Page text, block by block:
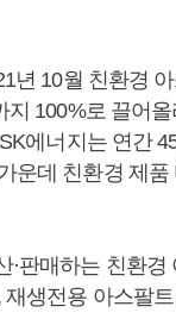
년 10월 친환경
지 100%로 끌어
에너지는 연간
운데 친환경 제품
·판매하는 친환경
재생전용 아스팔